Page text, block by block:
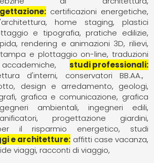
certificazioni energetiche
home staging
plastici
e tipografia
pratiche edilizie
rendering e animazioni 3D rilievi
e plottaggio on-line traduzioni
studi professionali
d'interni
conservatori BB.AA.
design e arredamento
geologi
grafica e comunicazione grafica
ambientali
ingegneri edili
progettazione giardini
il risparmio energetico
studi
e architetture affitti case vacanza
viaggi racconti di viaggio